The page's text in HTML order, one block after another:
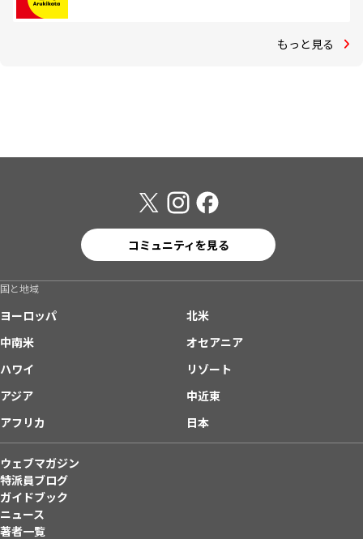
もっと見る
コミュニティを見る
国と地域
ヨーロッパ
北米
中南米
オセアニア
ハワイ
リゾート
アジア
中近東
アフリカ
日本
ウェブマガジン
特派員ブログ
ガイドブック
ニュース
著者一覧